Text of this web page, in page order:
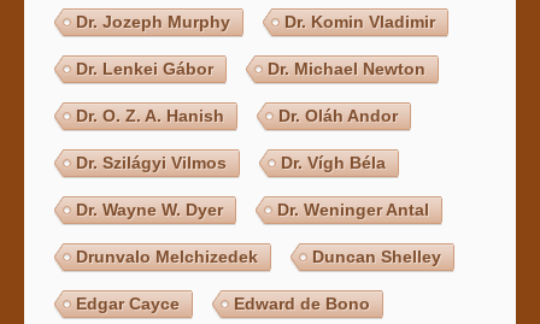
Dr. Jozeph Murphy Dr. Komin Vladimir
Dr. Lenkei Gábor Dr. Michael Newton
Dr. O. Z. A. Hanish Dr. Oláh Andor
Dr. Szilágyi Vilmos Dr. Vígh Béla
Dr. Wayne W. Dyer Dr. Weninger Antal
Drunvalo Melchizedek Duncan Shelley
Edgar Cayce Edward de Bono